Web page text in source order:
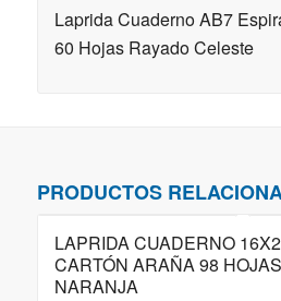
Laprida Cuaderno AB7
60 Hojas Rayado Celeste
PRODUCTOS
LAPRIDA CUADERNO
CARTÓN ARAÑA 98
NARANJA